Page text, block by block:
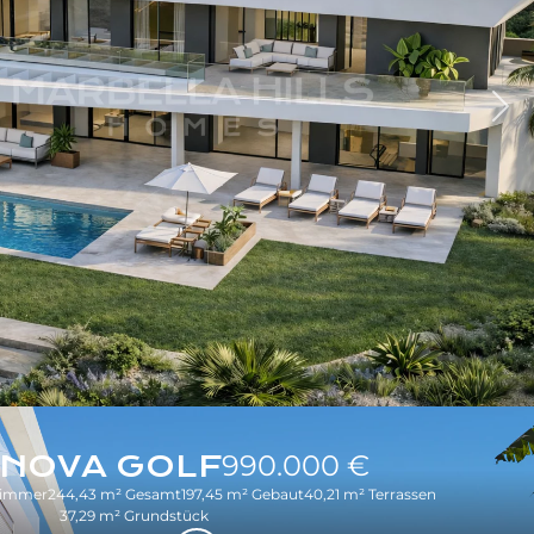
GOLF990.000 €
244,43 m² Gesamt197,45 m² Gebaut40,21 m² Terrassen
37,29 m² Grundstück